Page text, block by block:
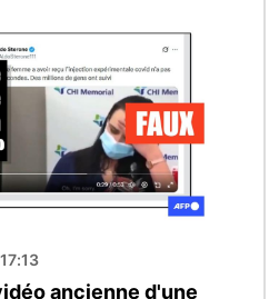
ancienne d'une